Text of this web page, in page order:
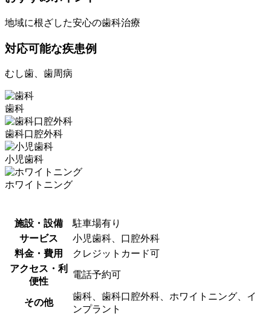
地域に根ざした安心の歯科治療
対応可能な疾患例
むし歯、歯周病
歯科
歯科口腔外科
小児歯科
ホワイトニング
施設・設備
駐車場有り
サービス
小児歯科、口腔外科
料金・費用
クレジットカード可
アクセス・利
便性
電話予約可
その他
歯科、歯科口腔外科、ホワイトニング、イ
ンプラント